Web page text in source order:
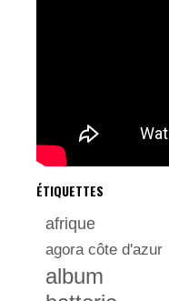
ÉTIQUETTES
afrique
agora côte d'azur
album